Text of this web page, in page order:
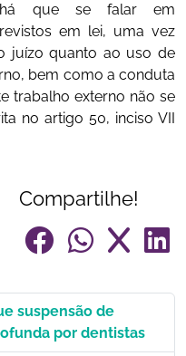
há que se falar em
em lei, uma vez
juízo quanto ao uso de
bem como a conduta
trabalho externo não se
no artigo 50, inciso VII
Compartilhe!
suspensão de
por dentistas